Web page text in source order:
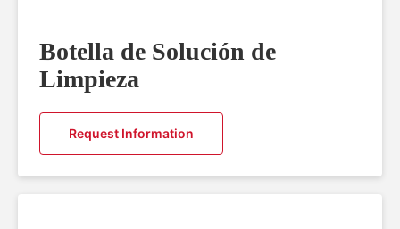
Botella de Solución de
Limpieza
Request Information